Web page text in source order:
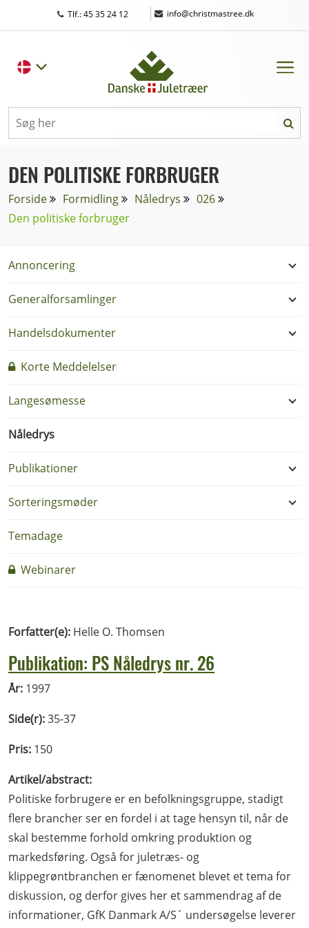
Tlf.: 45 35 24 12 | info@christmastree.dk
DEN POLITISKE FORBRUGER
Forside Formidling Nåledrys
026
Den politiske forbruger
Annoncering
Generalforsamlinger
Handelsdokumenter
Korte Meddelelser
Langesømesse
Nåledrys
Publikationer
Sorteringsmøder
Temadage
Webinarer
Forfatter(e): Helle O. Thomsen
Publikation: PS Nåledrys nr. 26
År: 1997
Side(r):35-37
Pris: 150
Artikel/abstract:
Politiske forbrugere er en befolkningsgruppe, stadigt
flere brancher ser en fordel i at tage hensyn til, når de
skal bestemme forhold omkring produktion og
markedsføring. Også for juletræs- og
klippegrøntbranchen er fænomenet blevet et tema for
diskussion, og derfor gives her et sammendrag af de
informationer, GfK Danmark A/S´ undersøgelse leverer